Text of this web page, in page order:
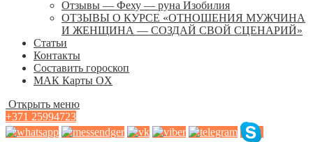
Отзывы — Феху — руна Изобилия
ОТЗЫВЫ О КУРСЕ «ОТНОШЕНИЯ МУЖЧИНА
И ЖЕНЩИНА — СОЗДАЙ СВОЙ СЦЕНАРИЙ»
Статьи
Контакты
Составить гороскоп
МАК Карты OХ
Открыть меню
+371 25994723